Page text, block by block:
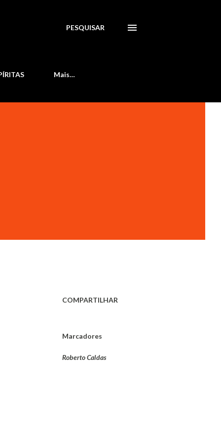
PESQUISAR
Mais…
COMPARTILHAR
Marcadores
Roberto Caldas